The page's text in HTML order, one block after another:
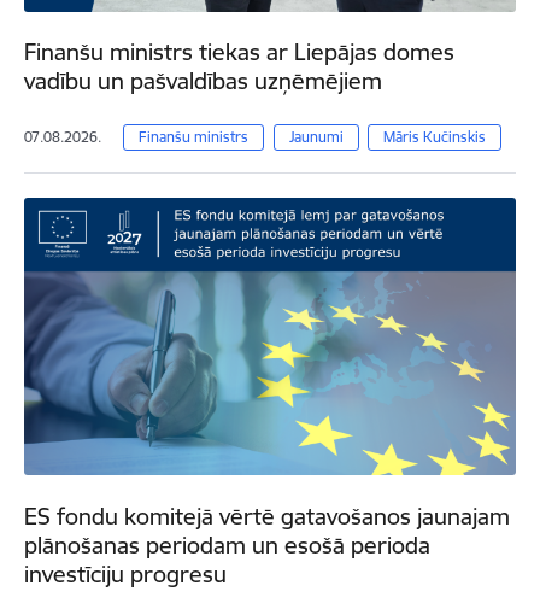
Finanšu ministrs tiekas ar Liepājas domes
vadību un pašvaldības uzņēmējiem
07.08.2026. Finanšu ministrs Jaunumi Māris Kučinskis
ES fondu komitejā vērtē gatavošanos jaunajam
plānošanas periodam un esošā perioda
investīciju progresu